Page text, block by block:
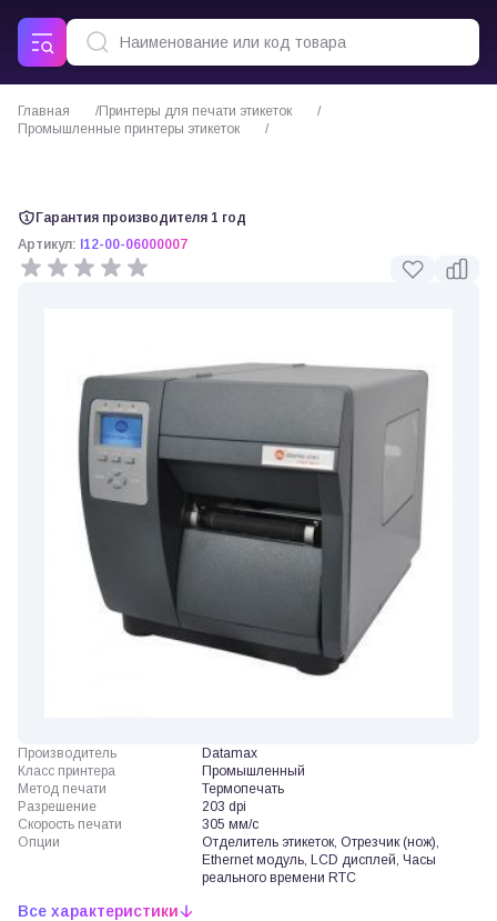
Главная
Принтеры для печати этикеток
Промышленные принтеры этикеток
Гарантия производителя 1 год
Артикул: I12-00-06000007
Производитель
Datamax
Класс принтера
Промышленный
Метод печати
Термопечать
Разрешение
203 dpi
Скорость печати
305 мм/с
Опции
Отделитель этикеток, Отрезчик (нож),
Ethernet модуль, LCD дисплей, Часы
реального времени RTC
Все характеристики